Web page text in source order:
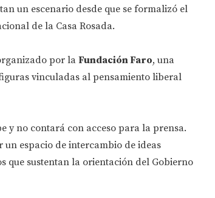
un escenario desde que se formalizó el
de la Casa Rosada.
por laFundación Faro, una
vinculadas al pensamiento liberal
y no contará con acceso para la prensa.
espacio de intercambio de ideas
que sustentan la orientación del Gobierno